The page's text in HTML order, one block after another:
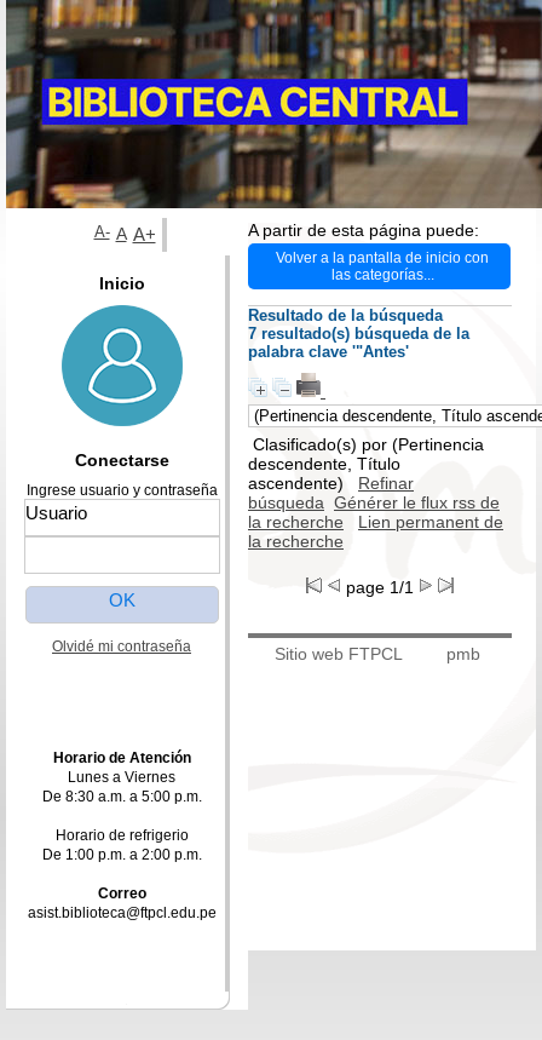
A partir de esta página puede:
Volver a la pantalla de inicio con
las categorías...
Resultado de la búsqueda
7 resultado(s) búsqueda de la
palabra clave '"Antes'
Clasificado(s) por (Pertinencia
descendente, Título
ascendente)
Refinar
búsqueda Générer le flux rss de
la recherche
Lien permanent de
la recherche
page 1/1
Sitio web FTPCL pmb
A- A A+
Inicio
Conectarse
Ingrese usuario y contraseña
Olvidé mi contraseña
Horario de Atención
Lunes a Viernes
De 8:30 a.m. a 5:00 p.m.
Horario de refrigerio
De 1:00 p.m. a 2:00 p.m.
Correo
asist.biblioteca@ftpcl.edu.pe